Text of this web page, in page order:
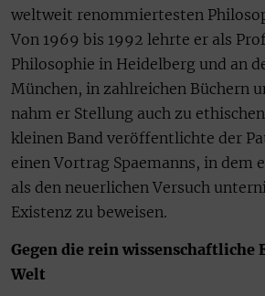
weltweit renommiertesten
Von 1969 bis 1992 lehrte er als
Philosophie in Heidelberg und an
München, in zahlreichen Büchern
nahm er Stellung auch zu
kleinen Band veröffentlichte der
einen Vortrag Spaemanns, in dem
als den neuerlichen Versuch
Existenz zu beweisen.
Gegen die rein wissenschaftliche
Welt